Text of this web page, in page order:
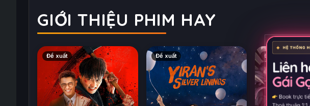
GIỚI THIỆU PHIM HAY
Đề xuất Đề xuất Đề xuất